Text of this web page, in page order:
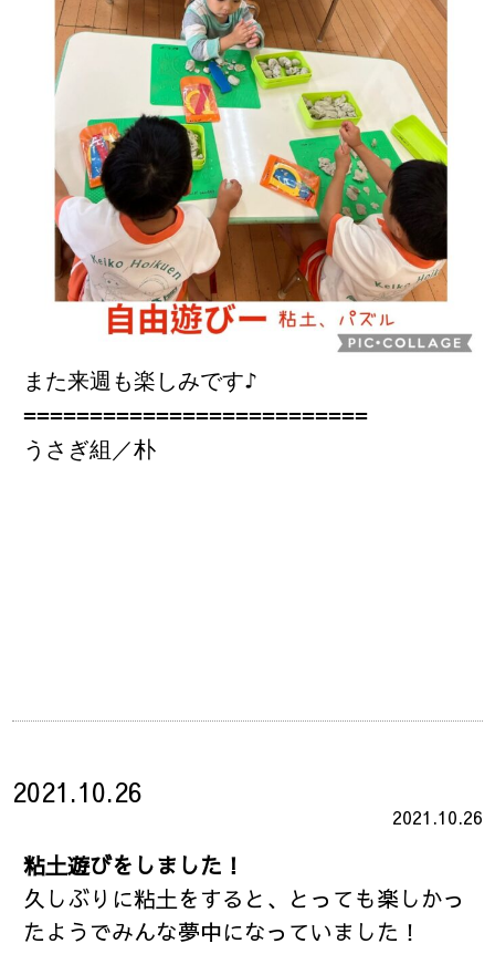
また来週も楽しみです♪
==========================
うさぎ組／朴
2021.10.26
2021.10.26
粘土遊びをしました！
久しぶりに粘土をすると、とっても楽しかっ
たようでみんな夢中になっていました！